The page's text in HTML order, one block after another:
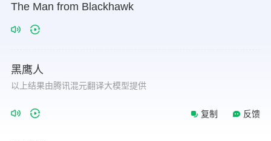
The Man from Blackhawk
黑鹰人
以上结果由腾讯混元翻译大模型提供
复制 反馈